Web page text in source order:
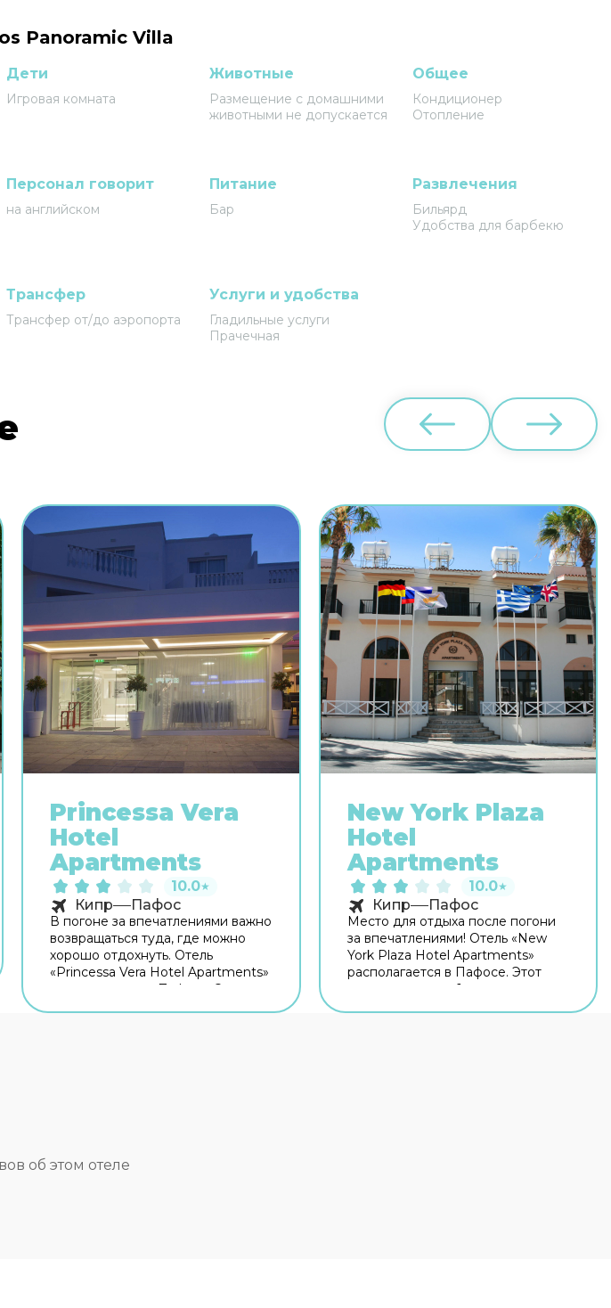
Panoramic Villa
Дети
Игровая комната
Животные
Размещение с домашними
животными не допускается
Общее
Кондиционер
Отопление
Персонал говорит
на английском
Питание
Бар
Развлечения
Бильярд
Удобства для барбекю
Трансфер
Трансфер от/до аэропорта
Услуги и удобства
Гладильные услуги
Прачечная
Princessa Vera
Hotel
Apartments
10.0★
Кипр Пафос
В погоне за впечатлениями важно
возвращаться туда, где можно
хорошо отдохнуть. Отель
«Princessa Vera Hotel Apartments»
располагается в Пафосе. Этот
ресторан. Кафе отеля — удобное
место для перекуса. Хотите
New York Plaza
Hotel
Apartments
10.0★
Кипр Пафос
Место для отдыха после погони
за впечатлениями! Отель «New
York Plaza Hotel Apartments»
располагается в Пафосе. Этот
отель находится 1 км от центра
об этом отеле